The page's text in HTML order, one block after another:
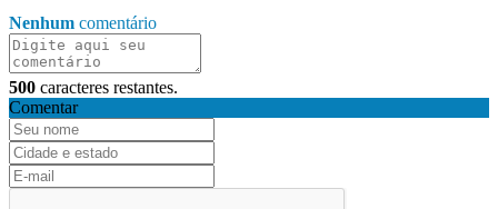
Nenhum comentário
500 caracteres restantes.
Comentar